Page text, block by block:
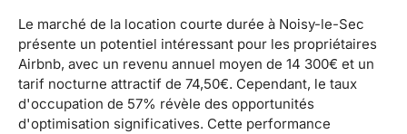
Le marché de la location courte durée à Noisy-le-Sec
présente un potentiel intéressant pour les propriétaires
Airbnb, avec un revenu annuel moyen de 14 300€ et un
tarif nocturne attractif de 74,50€. Cependant, le taux
d'occupation de 57% révèle des opportunités
d'optimisation significatives. Cette performance